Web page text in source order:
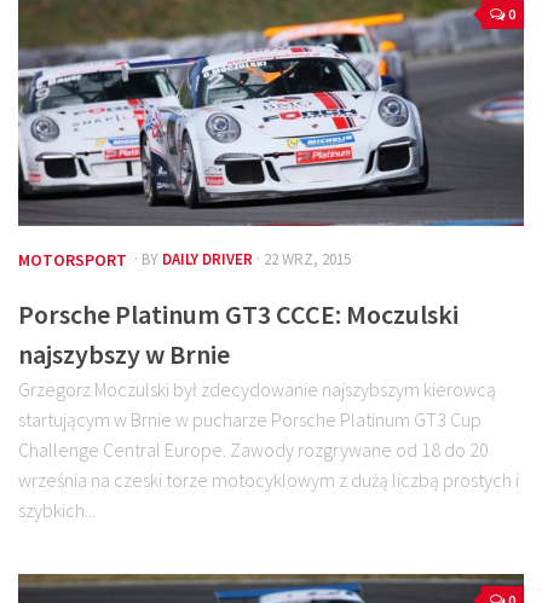
0
MOTORSPORT · BY DAILY DRIVER · 22 WRZ, 2015
Porsche Platinum GT3 CCCE: Moczulski
najszybszy w Brnie
Grzegorz Moczulski był zdecydowanie najszybszym kierowcą
startującym w Brnie w pucharze Porsche Platinum GT3 Cup
Challenge Central Europe. Zawody rozgrywane od 18 do 20
września na czeski torze motocyklowym z dużą liczbą prostych i
szybkich...